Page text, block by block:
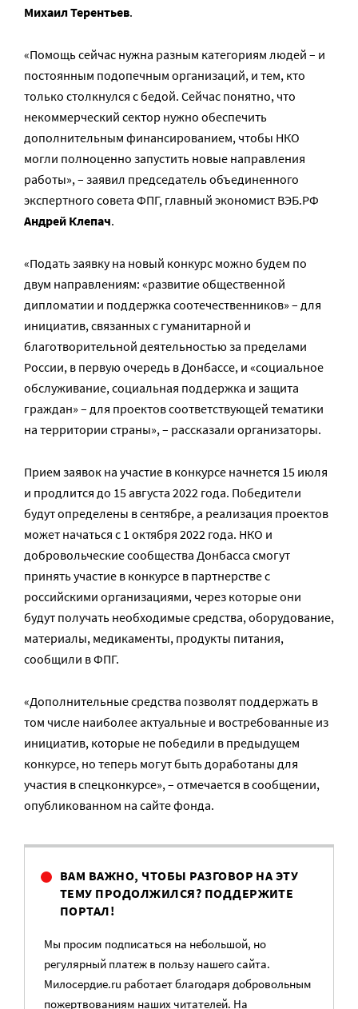
Михаил Терентьев.
«Помощь сейчас нужна разным категориям людей – и
постоянным подопечным организаций, и тем, кто
только столкнулся с бедой. Сейчас понятно, что
некоммерческий сектор нужно обеспечить
дополнительным финансированием, чтобы НКО
могли полноценно запустить новые направления
работы», – заявил председатель объединенного
экспертного совета ФПГ, главный экономист ВЭБ.РФ
Андрей Клепач.
«Подать заявку на новый конкурс можно будем по
двум направлениям: «развитие общественной
дипломатии и поддержка соотечественников» – для
инициатив, связанных с гуманитарной и
благотворительной деятельностью за пределами
России, в первую очередь в Донбассе, и «социальное
обслуживание, социальная поддержка и защита
граждан» – для проектов соответствующей тематики
на территории страны», – рассказали организаторы.
Прием заявок на участие в конкурсе начнется 15 июля
и продлится до 15 августа 2022 года. Победители
будут определены в сентябре, а реализация проектов
может начаться с 1 октября 2022 года. НКО и
добровольческие сообщества Донбасса смогут
принять участие в конкурсе в партнерстве с
российскими организациями, через которые они
будут получать необходимые средства, оборудование,
материалы, медикаменты, продукты питания,
сообщили в ФПГ.
«Дополнительные средства позволят поддержать в
том числе наиболее актуальные и востребованные из
инициатив, которые не победили в предыдущем
конкурсе, но теперь могут быть доработаны для
участия в спецконкурсе», – отмечается в сообщении,
опубликованном на сайте фонда.
ВАМ ВАЖНО, ЧТОБЫ РАЗГОВОР НА ЭТУ
ТЕМУ ПРОДОЛЖИЛСЯ? ПОДДЕРЖИТЕ
ПОРТАЛ!
Мы просим подписаться на небольшой, но
регулярный платеж в пользу нашего сайта.
Милосердие.ru работает благодаря добровольным
пожертвованиям наших читателей. На